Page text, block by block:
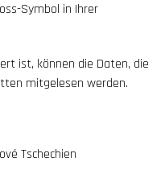
Symbol in Ihrer
ist, können die Daten, die
mitgelesen werden.
Tschechien